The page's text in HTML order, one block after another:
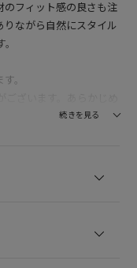
のフィット感の良さも注
りながら自然にスタイル
。
続きを見る